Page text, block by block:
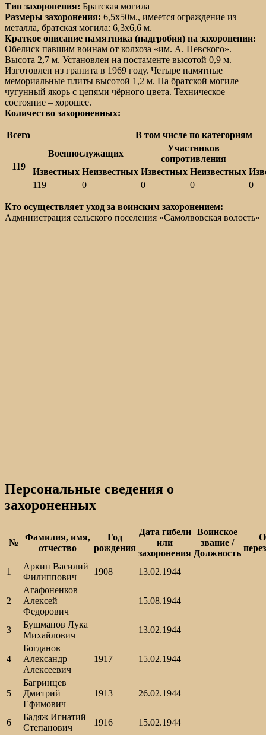
Тип захоронения: Братская могила
Размеры захоронения: 6,5x50м., имеется ограждение из
металла, братская могила: 6,3x6,6 м.
Краткое описание памятника (надгробия) на захоронении:
Обелиск павшим воинам от колхоза «им. А. Невского».
Высота 2,7 м. Установлен на постаменте высотой 0,9 м.
Изготовлен из гранита в 1969 году. Четыре памятные
мемориальные плиты высотой 1,2 м. На братской могиле
чугунный якорь с цепями чёрного цвета. Техническое
состояние – хорошее.
Количество захороненных:
Всего В том числе по категориям
119
Военнослужащих
Участников
сопротивления
Известных Неизвестных Известных Неизвестных
119
0 0 0 0
Кто осуществляет уход за воинским захоронением:
Администрация сельского поселения «Самолвовская волость»
Персональные сведения о
захороненных
№
Фамилия, имя,
отчество
Год
рождения
Дата гибели
или
захоронения
Воинское
звание /
Должность
1
Аркин Василий
Филиппович
1908 13.02.1944
2
Агафоненков
Алексей
Федорович
15.08.1944
3
Бушманов Лука
Михайлович
13.02.1944
4
Богданов
Александр
Алексеевич
1917 15.02.1944
5
Багринцев
Дмитрий
Ефимович
1913 26.02.1944
6
Бадяж Игнатий
Степанович
1916 15.02.1944